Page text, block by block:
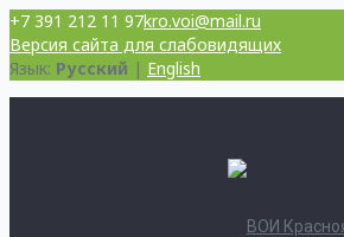
+7 391 212 11 97kro.voi@mail.ru
Версия сайта для слабовидящих
Язык: Русский | English